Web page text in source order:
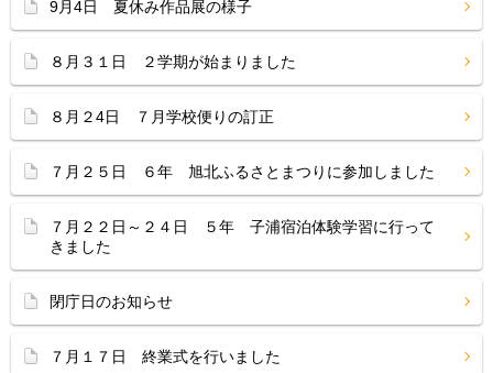
9月4日 夏休み作品展の様子
８月３１日 ２学期が始まりました
８月２4日 ７月学校便りの訂正
７月２５日 ６年 旭北ふるさとまつりに参加しました
７月２２日～２４日 ５年 子浦宿泊体験学習に行って
きました
閉庁日のお知らせ
７月１７日 終業式を行いました